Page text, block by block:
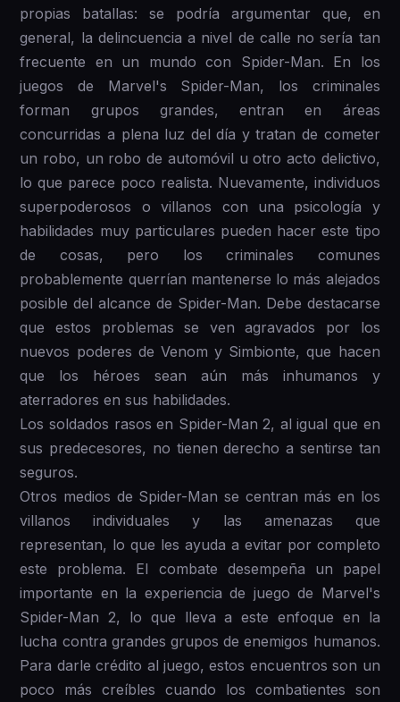
propias batallas: se podría argumentar que, en
general, la delincuencia a nivel de calle no sería tan
frecuente en un mundo con Spider-Man. En los
juegos de Marvel's Spider-Man, los criminales
forman grupos grandes, entran en áreas
concurridas a plena luz del día y tratan de cometer
un robo, un robo de automóvil u otro acto delictivo,
lo que parece poco realista. Nuevamente, individuos
superpoderosos o villanos con una psicología y
habilidades muy particulares pueden hacer este tipo
de cosas, pero los criminales comunes
probablemente querrían mantenerse lo más alejados
posible del alcance de Spider-Man. Debe destacarse
que estos problemas se ven agravados por los
nuevos poderes de Venom y Simbionte, que hacen
que los héroes sean aún más inhumanos y
aterradores en sus habilidades.
Los soldados rasos en Spider-Man 2, al igual que en
sus predecesores, no tienen derecho a sentirse tan
seguros.
Otros medios de Spider-Man se centran más en los
villanos individuales y las amenazas que
representan, lo que les ayuda a evitar por completo
este problema. El combate desempeña un papel
importante en la experiencia de juego de Marvel's
Spider-Man 2, lo que lleva a este enfoque en la
lucha contra grandes grupos de enemigos humanos.
Para darle crédito al juego, estos encuentros son un
poco más creíbles cuando los combatientes son